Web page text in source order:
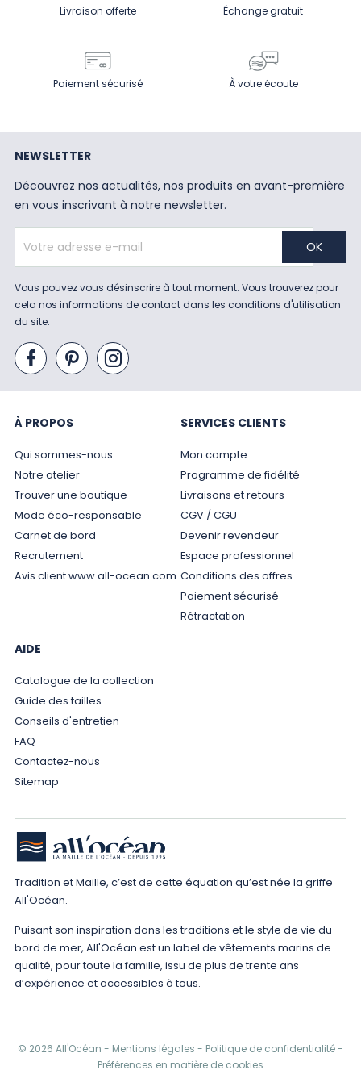
Livraison offerte Échange gratuit
Paiement sécurisé À votre écoute
NEWSLETTER
Découvrez nos actualités, nos produits en avant-première
en vous inscrivant à notre newsletter.
Vous pouvez vous désinscrire à tout moment. Vous trouverez pour
cela nos informations de contact dans les conditions d'utilisation
du site.
À PROPOS
Qui sommes-nous
Notre atelier
Trouver une boutique
Mode éco-responsable
Carnet de bord
Recrutement
Avis client www.all-ocean.com
SERVICES CLIENTS
Mon compte
Programme de fidélité
Livraisons et retours
CGV / CGU
Devenir revendeur
Espace professionnel
Conditions des offres
Paiement sécurisé
Rétractation
AIDE
Catalogue de la collection
Guide des tailles
Conseils d'entretien
FAQ
Contactez-nous
Sitemap
Tradition et Maille, c’est de cette équation qu’est née la griffe
All'Océan.
Puisant son inspiration dans les traditions et le style de vie du
bord de mer, All'Océan est un label de vêtements marins de
qualité, pour toute la famille, issu de plus de trente ans
d’expérience et accessibles à tous.
© 2026 All'Océan - Mentions légales - Politique de confidentialité-
Préférences en matière de cookies